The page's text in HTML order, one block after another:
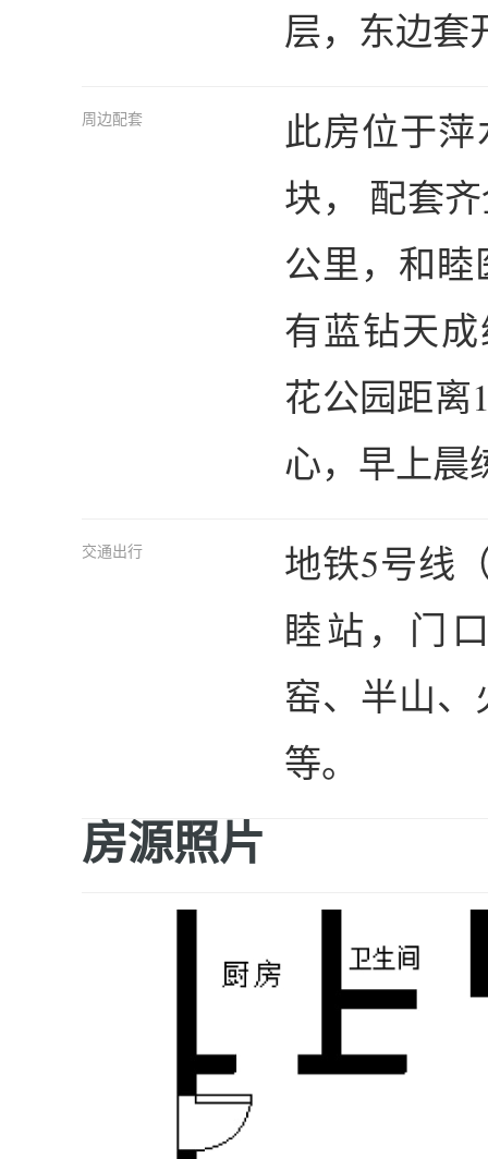
层，东边套
周边配套
此房位于
块， 配套
公里，和睦
有蓝钻天
花公园距离
心，早上晨
交通出行
地铁5号线
睦站，门
窑、半山、
等。
房源照片